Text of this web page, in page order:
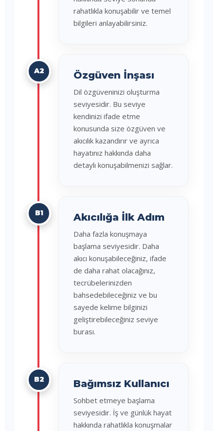
rahatlıkla konuşabilir ve temel
bilgileri anlayabilirsiniz.
A2 Özgüven İnşası
Dil özgüveninizi oluşturma
seviyesidir. Bu seviye
kendinizi ifade etme
konusunda size özgüven ve
akıcılık kazandırır ve ayrıca
hayatınız hakkında daha
detaylı konuşabilmenizi sağlar.
B1 Akıcılığa İlk Adım
Daha fazla konuşmaya
başlama seviyesidir. Daha
akıcı konuşabileceğiniz, ifade
de daha rahat olacağınız,
tecrübelerinizden
bahsedebileceğiniz ve bu
sayede kelime bilginizi
geliştirebileceğiniz seviye
burası.
B2 Bağımsız Kullanıcı
Sohbet etmeye başlama
seviyesidir. İş ve günlük hayat
hakkında rahatlıkla konuşmalar